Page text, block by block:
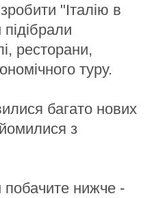
"Італію в
ресторани,
туру.
багато нових
з
нижче -